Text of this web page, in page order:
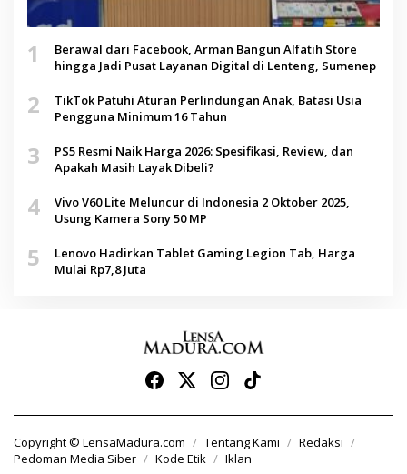
1
Berawal dari Facebook, Arman Bangun Alfatih Store
hingga Jadi Pusat Layanan Digital di Lenteng, Sumenep
2
TikTok Patuhi Aturan Perlindungan Anak, Batasi Usia
Pengguna Minimum 16 Tahun
3
PS5 Resmi Naik Harga 2026: Spesifikasi, Review, dan
Apakah Masih Layak Dibeli?
4
Vivo V60 Lite Meluncur di Indonesia 2 Oktober 2025,
Usung Kamera Sony 50 MP
5
Lenovo Hadirkan Tablet Gaming Legion Tab, Harga
Mulai Rp7,8 Juta
Copyright © LensaMadura.com Tentang Kami
Redaksi
Pedoman Media Siber
Kode Etik Iklan